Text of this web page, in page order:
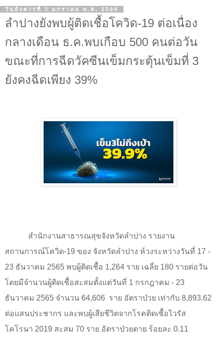
วันอังคารที่ 3 มกราคม พ.ศ. 2566
ลำปางยังพบผู้ติดเชื้อโควิด-19 ต่อเนื่อง
กลางเดือน ธ.ค.พบเกือบ 500 คนต่อวัน
ขณะที่การฉีดวัคซีนเข็มกระตุ้นเข็มที่ 3
ยังคงฉีดเพียง 39%
สำนักงานสาธารณสุขจังหวัดลำปาง รายงาน
สถานการณ์โควิด-19 ของ จังหวัดลำปาง ห้วงระหว่างวันที่ 17 -
23 ธันวาคม 2565 พบผู้ติดเชื้อ 1,264 ราย เฉลี่ย 180 รายต่อวัน
โดยมีจำนวนผู้ติดเชื้อสะสมตั้งแต่วันที่ 1 กรกฎาคม - 23
ธันวาคม 2565 จำนวน 64,606 ราย อัตราป่วย เท่ากับ 8,893.62
ต่อแสนประชากร และพบผู้เสียชีวิตจากโรคติดเชื้อไวรัส
โคโรนา 2019 สะสม 70 ราย อัตราป่วยตาย ร้อยละ 0.11